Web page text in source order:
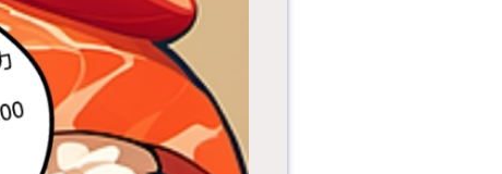
季·花城茶...
传统插花（广州插
花）起源于汉代供佛
习俗，西汉时期，花